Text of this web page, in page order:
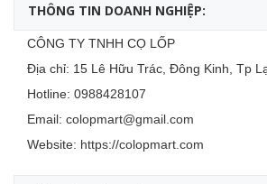
THÔNG TIN DOANH NGHIỆP:
CÔNG TY TNHH CỌ LỐP
Địa chỉ: 15 Lê Hữu Trác, Đông Kinh, Tp
Hotline: 0988428107
Email: colopmart@gmail.com
Website: https://colopmart.com